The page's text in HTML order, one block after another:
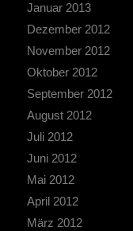
Januar 2013
Dezember 2012
November 2012
Oktober 2012
September 2012
August 2012
Juli 2012
Juni 2012
Mai 2012
April 2012
März 2012